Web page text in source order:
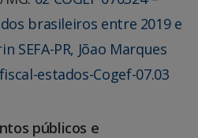
brasileiros entre 2019 e
SEFA-PR, Jõao Marques
estados-Cogef-07.03
públicos e